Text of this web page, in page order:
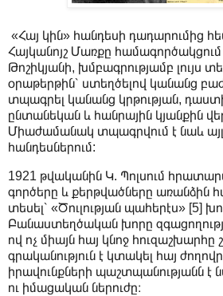
«Հայ կին» հանդեսի դադարումից
Հայկանոյշ Մառքը համագործակցում
Թոշիկյանի, խմբագրությամբ լույս
օրաթերթին՝ ստեղծելով կանանց
տպագրել կանանց կրթության,
ընտանեկան և հանրային կյանքին
Միաժամանակ տպագրվում է նաև այլ
հանդեսներում:
1921 թվականին Կ. Պոլսում
գործերը և քերթվածները առանձին
տեսել՝ «Ծուլության պահերէս» [5]
Բանաստեղծական խորը
ով ոչ միայն հայ կնոջ հուզաշխարհը
գրականություն է կտակել հայ
իրավունքների պաշտպանությանն է
ու իմացական ներուժը։